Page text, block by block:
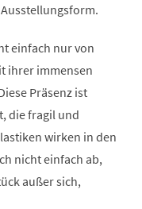
einfach nur von
ihrer immensen
Präsenz ist
die fragil und
wirken in den
nicht einfach ab,
außer sich,